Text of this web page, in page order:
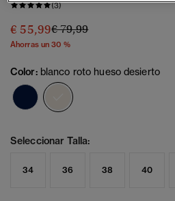
(3)
€ 55,99Precio rebajado de
€ 79,99a
Ahorras un 30 %
Color: blanco roto hueso desierto
Seleccionar Talla:
34 36 38 40